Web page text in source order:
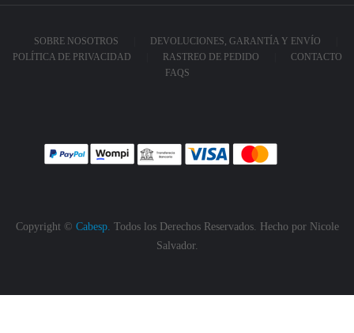
SOBRE NOSOTROS
DEVOLUCIONES, GARANTÍA Y ENVÍO
POLÍTICA DE PRIVACIDAD
RASTREO DE PEDIDO
CONTACTO
FAQS
Copyright © Cabesp. Todos los Derechos Reservados. Hecho por Nicole
Salvador.